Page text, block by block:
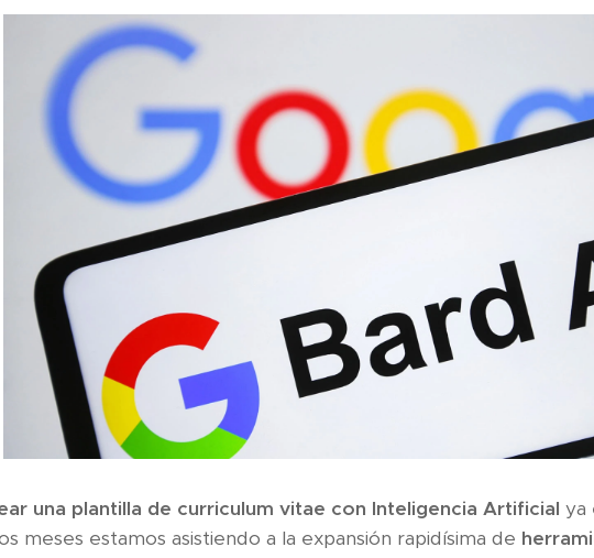
una plantilla de curriculum vitae con Inteligencia Artificial ya
meses estamos asistiendo a la expansión rapidísima de